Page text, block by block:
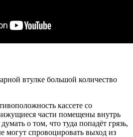
втулке большой количество
кассете со
части помещены внутрь
о том, что туда попадёт грязь,
могут спровоцировать выход из